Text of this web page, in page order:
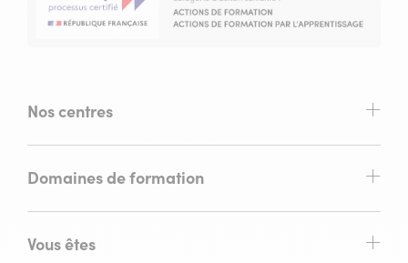
Nos centres
Domaines de formation
Vous êtes